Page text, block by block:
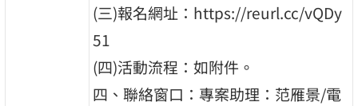
(三)報名網址：https://reurl.cc/vQDy
51
(四)活動流程：如附件。
四、聯絡窗口：專案助理：范雁景/電